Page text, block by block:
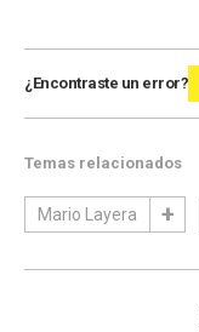
¿Encontraste un error?
Temas relacionados
Mario Layera